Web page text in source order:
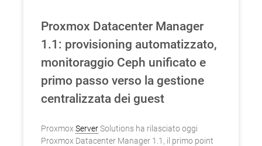
Proxmox Datacenter Manager
1.1: provisioning automatizzato,
monitoraggio Ceph unificato e
primo passo verso la gestione
centralizzata dei guest
Proxmox ServerSolutions ha rilasciato oggi
Proxmox Datacenter Manager 1.1, il primo point